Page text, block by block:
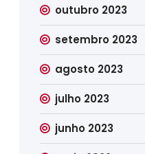
outubro 2023
setembro 2023
agosto 2023
julho 2023
junho 2023